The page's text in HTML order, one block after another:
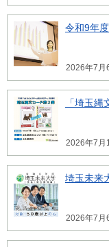
令和9年
2026年7月
「埼玉
2026年7月
埼玉未来
2026年7月